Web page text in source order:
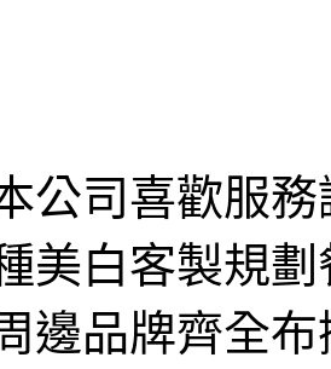
公司喜歡服務
美白客製規
邊品牌齊全